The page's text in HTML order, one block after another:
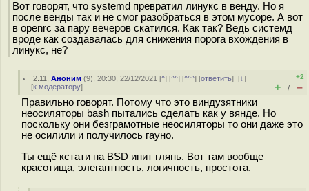
Вот говорят, что systemd превратил линукс в венду. Но я
после венды так и не смог разобраться в этом мусоре. А вот
в openrc за пару вечеров скатился. Как так? Ведь системд
вроде как создавалась для снижения порога вхождения в
линукс, не?
2.11 ,Аноним (9), 20:30, 22/12/2021 [^] [^^] [^^^] [ответить][↓]
[к модератору]
+2
+ / –
Правильно говорят. Потому что это виндузятники
неосиляторы bash пытались сделать как у вянде. Но
поскольку они безграмотные неосиляторы то они даже это
не осилили и получилось гауно.
Ты ещё кстати на BSD инит глянь. Вот там вообще
красотища, элегантность, логичность, простота.